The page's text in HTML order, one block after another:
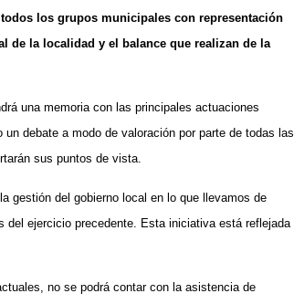
los grupos municipales con representación
de la localidad y el balance que realizan de la
una memoria con las principales actuaciones
debate a modo de valoración por parte de todas las
sus puntos de vista.
gestión del gobierno local en lo que llevamos de
del ejercicio precedente. Esta iniciativa está reflejada
no se podrá contar con la asistencia de